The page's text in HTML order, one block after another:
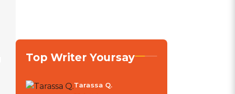
Top Writer Yoursay
Tarassa Q.